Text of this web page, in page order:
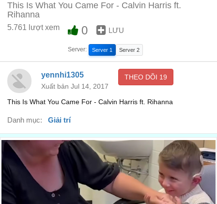
This Is What You Came For - Calvin Harris ft.
Rihanna
5.761 lượt xem 0 LƯU
Server: Server 1 Server 2
yennhi1305
Xuất bản Jul 14, 2017
THEO DÕI 19
This Is What You Came For - Calvin Harris ft. Rihanna
Danh mục: Giải trí